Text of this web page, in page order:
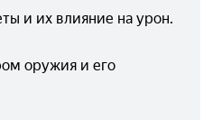
и их влияние на урон.
оружия и его